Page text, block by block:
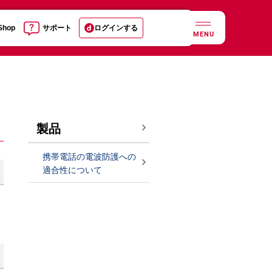
サポート ログインする
MENU
製品
携帯電話の電波防護への
適合性について